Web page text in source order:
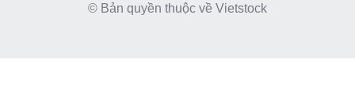
© Bản quyền thuộc về Vietstock